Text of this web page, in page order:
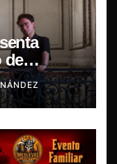
de
en